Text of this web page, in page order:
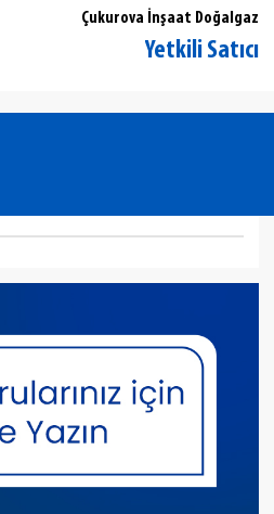
Çukurova İnşaat Doğalgaz
DemirDöküm Yetkili Satıcı